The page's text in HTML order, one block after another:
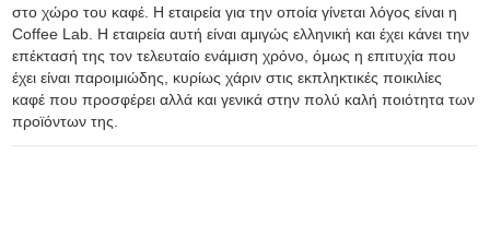
στο χώρο του καφέ. Η εταιρεία για την οποία γίνεται λόγος είναι η
Coffee Lab. H εταιρεία αυτή είναι αμιγώς ελληνική και έχει κάνει την
επέκτασή της τον τελευταίο ενάμιση χρόνο, όμως η επιτυχία που
έχει είναι παροιμιώδης, κυρίως χάριν στις εκπληκτικές ποικιλίες
καφέ που προσφέρει αλλά και γενικά στην πολύ καλή ποιότητα των
προϊόντων της.